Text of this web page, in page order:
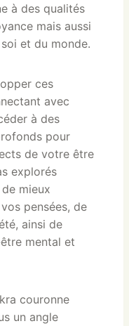
à des qualités
mais aussi
et du monde.
ces
avec
à des
pour
de votre être
explorés
mieux
pensées, de
ainsi de
mental et
couronne
un angle